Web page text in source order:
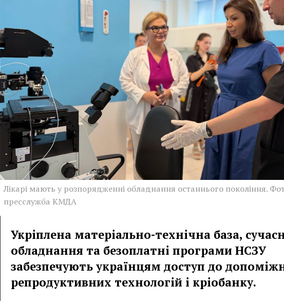
Лікарі мають у розпорядженні обладнання останнього покоління.
пресслужба КМДА
Укріплена матеріально-технічна база,
обладнання та безоплатні програми НСЗУ
забезпечують українцям доступ до
репродуктивних технологій і кріобанку.